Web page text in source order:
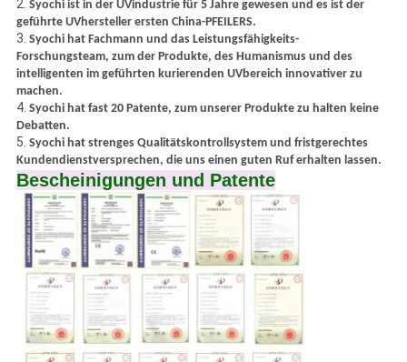
2. Syochi ist in der UVindustrie für 5 Jahre gewesen und es ist der
geführte UVhersteller ersten China-PFEILERS.
3. Syochi hat Fachmann und das Leistungsfähigkeits-
Forschungsteam, zum der Produkte, des Humanismus und des
intelligenten im geführten kurierenden UVbereich innovativer zu
machen.
4. Syochi hat fast 20 Patente, zum unserer Produkte zu halten keine
Debatten.
5. Syochi hat strenges Qualitätskontrollsystem und fristgerechtes
Kundendienstversprechen, die uns einen guten Ruf erhalten lassen.
Bescheinigungen und Patente